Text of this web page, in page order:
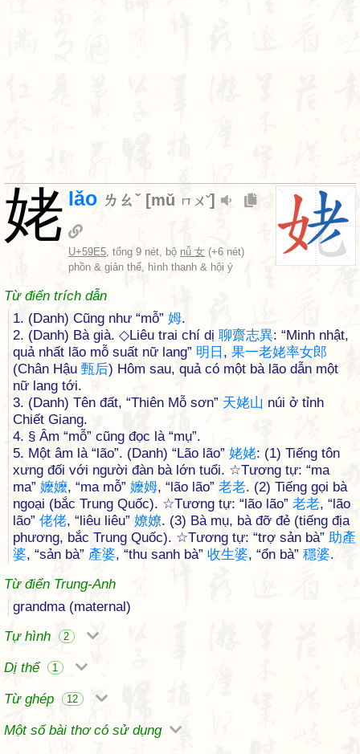
姥 lǎo ㄌㄠˇ [mǔ ㄇㄨˇ]
U+59E5, tổng 9 nét, bộ nǚ 女 (+6 nét)
phồn & giản thể, hình thanh & hội ý
Từ điển trích dẫn
1. (Danh) Cũng như “mỗ” 姆.
2. (Danh) Bà già. ◇Liêu trai chí dị 聊齋志異: “Minh nhật,
quả nhất lão mỗ suất nữ lang” 明 日 , 果一老姥率女郎
(Chân Hậu 甄后) Hôm sau, quả có một bà lão dẫn một
nữ lang tới.
3. (Danh) Tên đất, “Thiên Mỗ sơn” 天姥山 núi ở tỉnh
Chiết Giang.
4. § Âm “mỗ” cũng đọc là “mụ”.
5. Một âm là “lão”. (Danh) “Lão lão” 姥姥: (1) Tiếng tôn
xưng đối với người đàn bà lớn tuổi. ☆Tương tự: “ma
ma” 嬤嬤, “ma mỗ” 嬤姆, “lão lão” 老老. (2) Tiếng gọi bà
ngoại (bắc Trung Quốc). ☆Tương tự: “lão lão” 老老, “lão
lão” 佬佬, “liêu liêu” 嫽嫽. (3) Bà mụ, bà đỡ đẻ (tiếng địa
phương, bắc Trung Quốc). ☆Tương tự: “trợ sản bà” 助產
婆, “sản bà” 產婆, “thu sanh bà” 收生婆, “ổn bà” 穩婆.
Từ điển Trung-Anh
grandma (maternal)
Tự hình
2
Dị thể 1
Từ ghép 12
Một số bài thơ có sử dụng